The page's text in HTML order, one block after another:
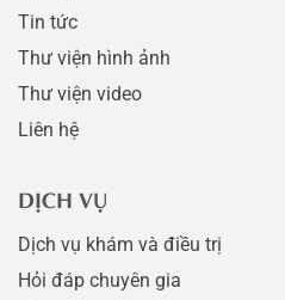
Tin tức
Thư viện hình ảnh
Thư viện video
Liên hệ
DỊCH VỤ
Dịch vụ khám và điều trị
Hỏi đáp chuyên gia